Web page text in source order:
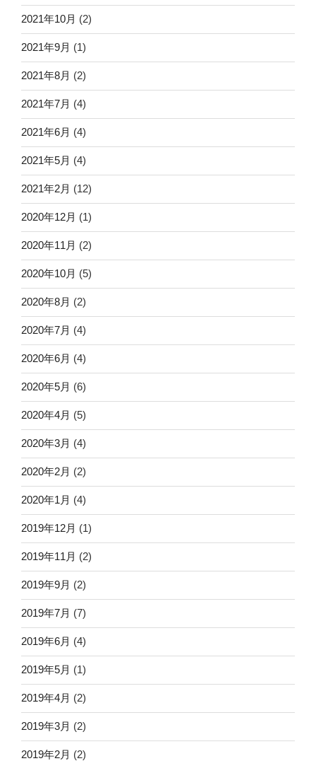
2021年10月 (2)
2021年9月 (1)
2021年8月 (2)
2021年7月 (4)
2021年6月 (4)
2021年5月 (4)
2021年2月 (12)
2020年12月 (1)
2020年11月 (2)
2020年10月 (5)
2020年8月 (2)
2020年7月 (4)
2020年6月 (4)
2020年5月 (6)
2020年4月 (5)
2020年3月 (4)
2020年2月 (2)
2020年1月 (4)
2019年12月 (1)
2019年11月 (2)
2019年9月 (2)
2019年7月 (7)
2019年6月 (4)
2019年5月 (1)
2019年4月 (2)
2019年3月 (2)
2019年2月 (2)